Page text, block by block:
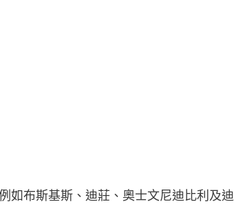
如布斯基斯、迪莊、奧士文尼迪比利及迪